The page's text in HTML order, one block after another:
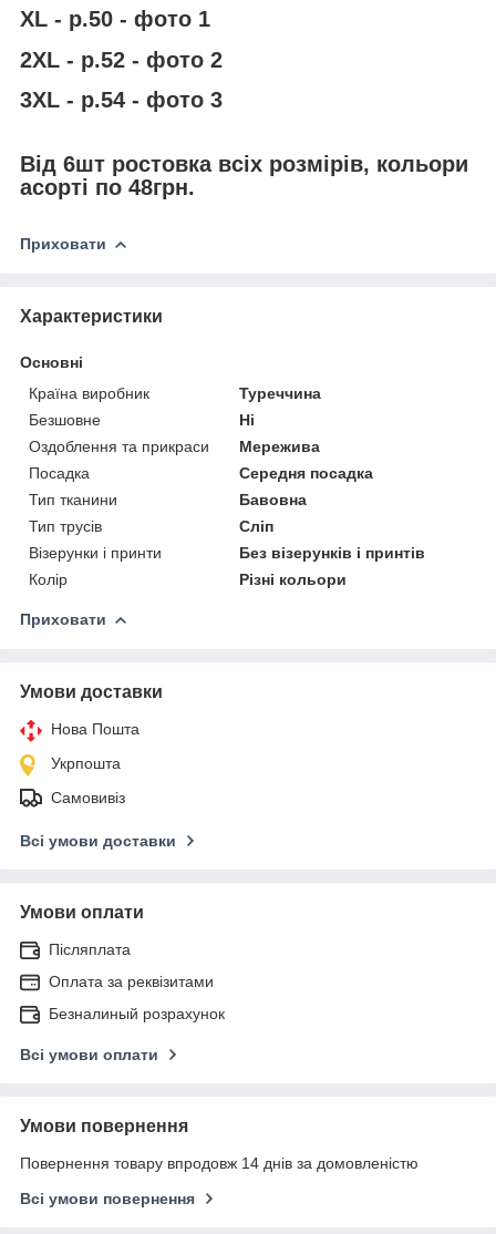
XL - р.50 - фото 1
2XL - р.52 - фото 2
3ХL - р.54 - фото 3
Від 6шт ростовка всіх розмірів, кольори
асорті по 48грн.
Приховати
Характеристики
Основні
Країна виробник
Туреччина
Безшовне
Ні
Оздоблення та прикраси
Мережива
Посадка
Середня посадка
Тип тканини
Бавовна
Тип трусів
Сліп
Візерунки і принти
Без візерунків і принтів
Колір
Різні кольори
Приховати
Умови доставки
Нова Пошта
Укрпошта
Самовивіз
Всі умови доставки
Умови оплати
Післяплата
Оплата за реквізитами
Безналиный розрахунок
Всі умови оплати
Умови повернення
Повернення товару впродовж 14 днів за домовленістю
Всі умови повернення